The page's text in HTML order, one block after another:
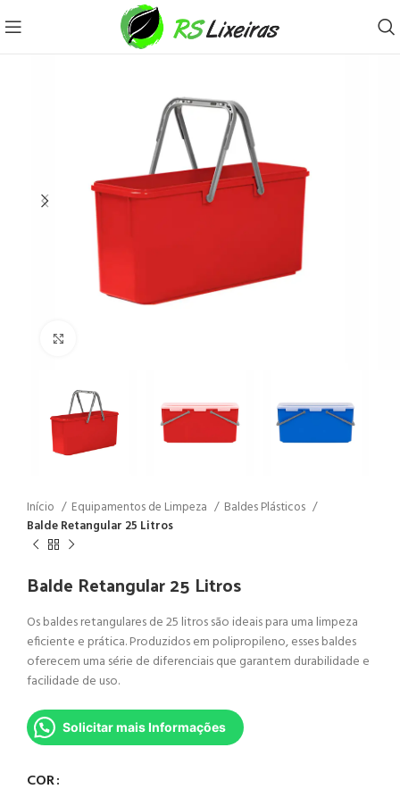
Início Equipamentos de Limpeza
Baldes Plásticos
Balde Retangular 25 Litros
Balde Retangular 25 Litros
Os baldes retangulares de 25 litros são ideais para uma limpeza
eficiente e prática. Produzidos em polipropileno, esses baldes
oferecem uma série de diferenciais que garantem durabilidade e
facilidade de uso.
Solicitar mais Informações
COR